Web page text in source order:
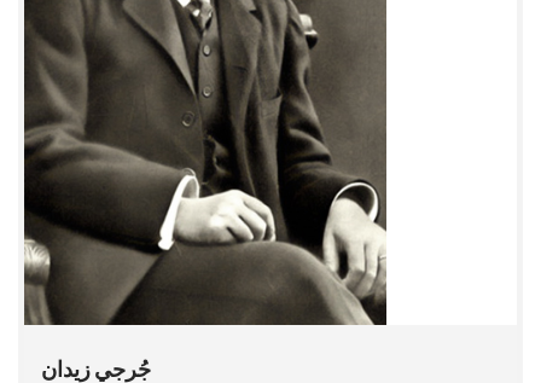
جُرجي زيدان